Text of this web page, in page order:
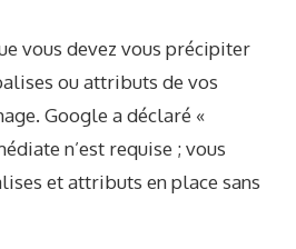
vous devez vous précipiter
ou attributs de vos
Google a déclaré «
n’est requise ; vous
et attributs en place sans